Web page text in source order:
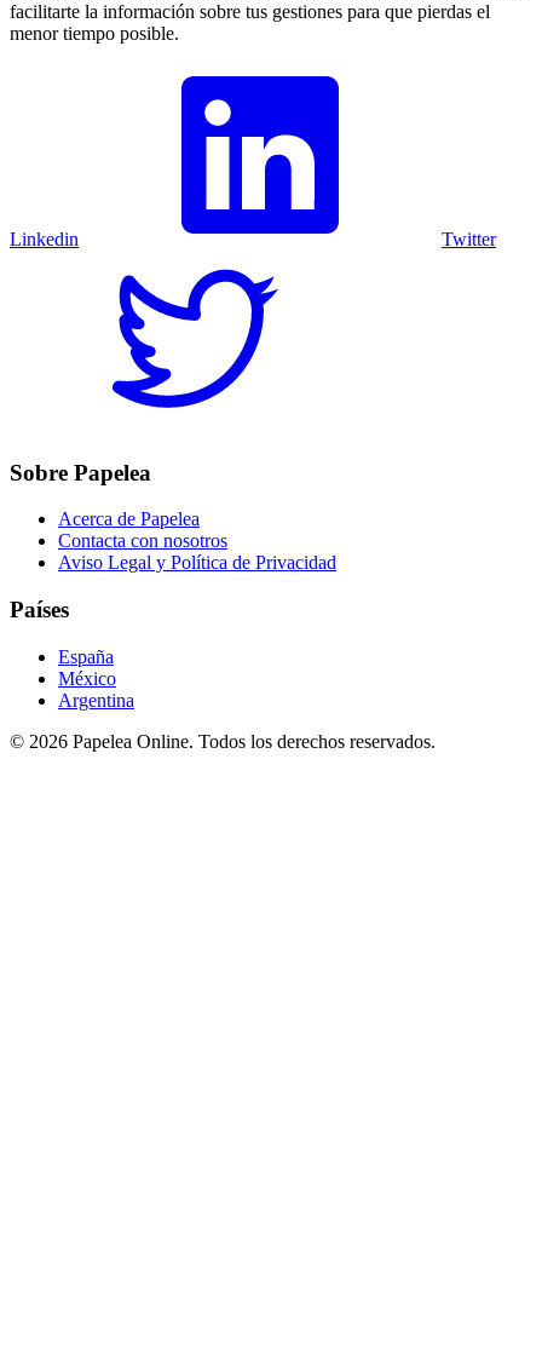
facilitarte la información sobre tus gestiones para que pierdas el
menor tiempo posible.
Linkedin Twitter
Sobre Papelea
Acerca de Papelea
Contacta con nosotros
Aviso Legal y Política de Privacidad
Países
España
México
Argentina
© 2026 Papelea Online. Todos los derechos reservados.